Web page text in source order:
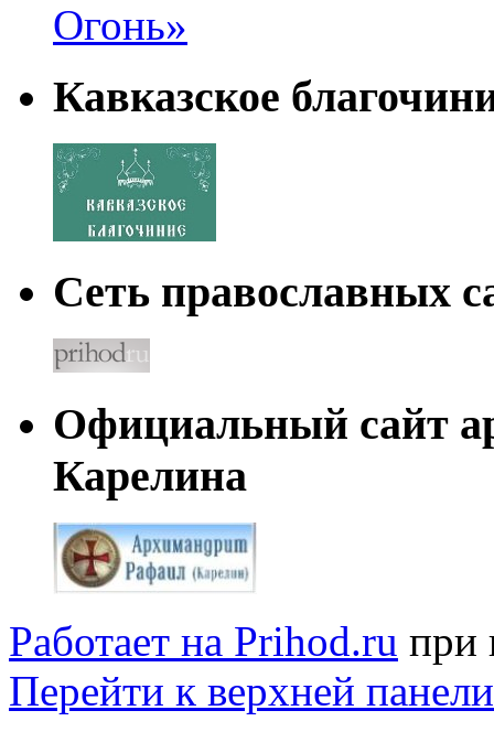
Кавказское
Сеть православных
Официальный сайт
Карелина
Работает на Prihod.ru при
Перейти к верхней панели